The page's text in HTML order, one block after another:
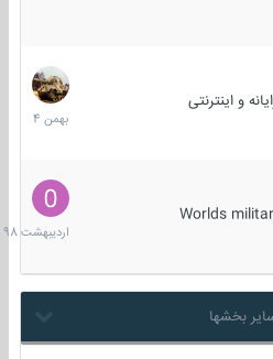
و اینترنتی
30
بهمن
1404
Worlds
10
1398